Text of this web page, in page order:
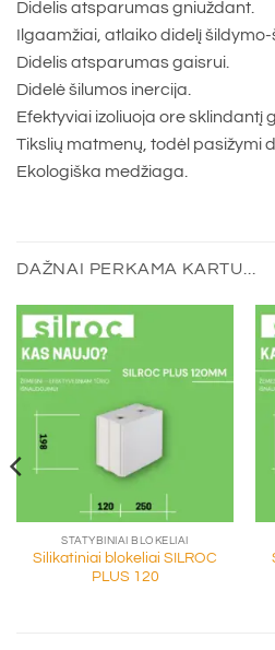
Didelis atsparumas gniuždant.
Ilgaamžiai, atlaiko didelį
Didelis atsparumas gaisrui.
Didelė šilumos inercija.
Efektyviai izoliuoja ore sklindantį
Tikslių matmenų, todėl pasižymi
Ekologiška medžiaga.
DAŽNAI PERKAMA KARTU...
STATYBINIAI BLOKELIAI
Silikatiniai blokeliai SILROC
PLUS 120